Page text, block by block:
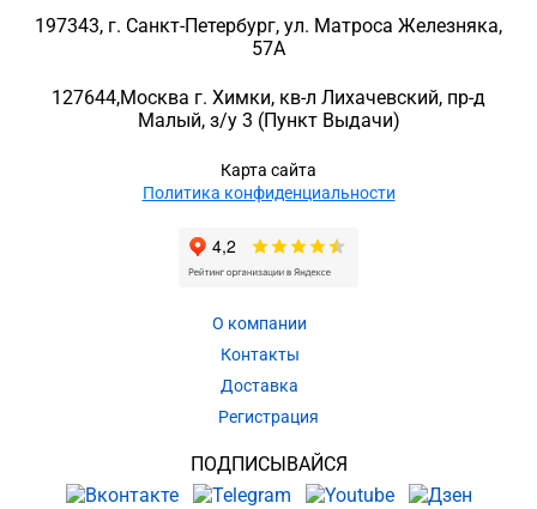
197343, г. Санкт-Петербург, ул. Матроса Железняка,
57A
127644,Москва г. Химки, кв-л Лихачевский, пр-д
Малый, з/у 3 (Пункт Выдачи)
Карта сайта
Политика конфиденциальности
О компании
Контакты
Доставка
Регистрация
ПОДПИСЫВАЙСЯ